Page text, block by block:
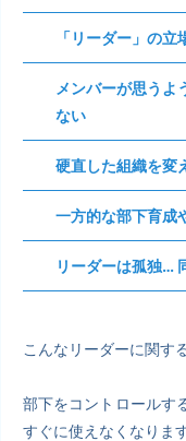
「リーダー」の
メンバーが思うよ
ない
硬直した組織を変
一方的な部下育成
リーダーは孤独…
こんなリーダーに関す
部下をコントロールす
すぐに使えなくなります